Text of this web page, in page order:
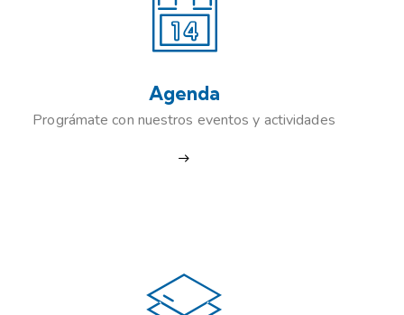
Agenda
Prográmate con nuestros eventos y actividades